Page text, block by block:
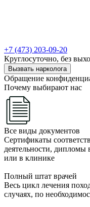
+7 (473) 203-09-20
Круглосуточно, без
Вызвать нарколога
Обращение
Почему выбирают нас
Все виды документов
Сертификаты
деятельности,
или в клинике
Полный штат врачей
Весь цикл лечения
случаях, по